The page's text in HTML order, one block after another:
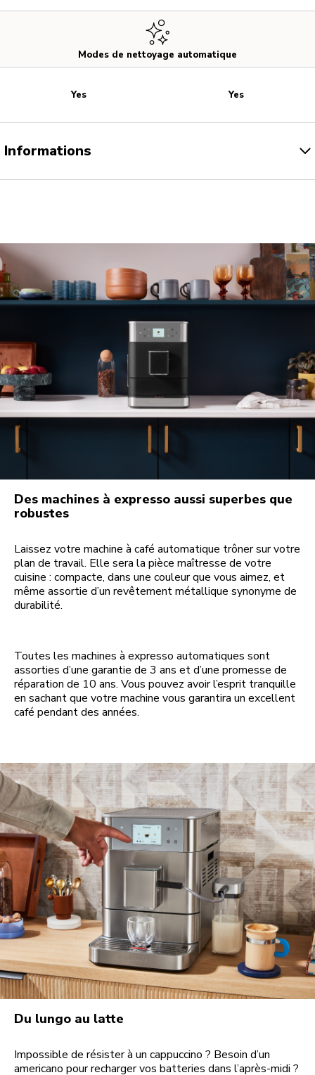
Modes de nettoyage automatique
Yes Yes
Informations
Des machines à expresso aussi superbes que
robustes
Laissez votre machine à café automatique trôner sur votre
plan de travail. Elle sera la pièce maîtresse de votre
cuisine : compacte, dans une couleur que vous aimez, et
même assortie d’un revêtement métallique synonyme de
durabilité.
Toutes les machines à expresso automatiques sont
assorties d’une garantie de 3 ans et d’une promesse de
réparation de 10 ans. Vous pouvez avoir l’esprit tranquille
en sachant que votre machine vous garantira un excellent
café pendant des années.
Du lungo au latte
Impossible de résister à un cappuccino ? Besoin d’un
americano pour recharger vos batteries dans l’après-midi ?